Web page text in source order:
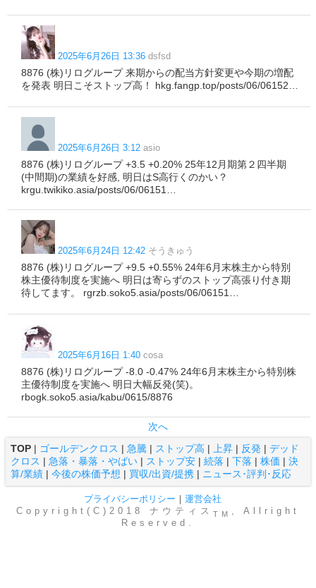
2025年6月26日 13:36 dsfsd
8876 (株)リログループ 来期からの配当方針変更や今期の増配
を発表 明日こそストップ高！ hkg.fangp.top/posts/06/06152…
2025年6月26日 3:12 asio
8876 (株)リログループ +3.5 +0.20% 25年12月期第２四半期
(中間期)の業績を好感, 明日はS高行くのかい？
krgu.twikiko.asia/posts/06/06151…
2025年6月24日 12:42 そうきゅう
8876 (株)リログループ +9.5 +0.55% 24年6月末株主から特別
株主優待制度を実施へ 明日は寄らずのストップ高張り付き期
待してます。 rgrzb.soko5.asia/posts/06/06151…
2025年6月16日 1:40 cosa
8876 (株)リログループ -8.0 -0.47% 24年6月末株主から特別株
主優待制度を実施へ 明日大幅反発(笑)。
rbogk.soko5.asia/kabu/0615/8876
次へ
TOP | ゴールデンクロス | 急騰 | ストップ高 | 上昇 | 反発 | デッド
クロス | 急落・暴落・やばい | ストップ安 | 続落 | 下落 | 株価 | 決
算/業績 | 今後の株価予想 | 買収/出資/提携 | ニュース･評判･反応
プライバシーポリシー ｜ 運営会社
Copyright(C)2018 ナウティス TM
, Allright
Reserved.